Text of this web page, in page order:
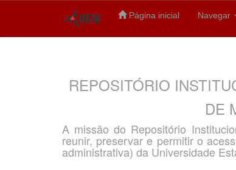
Página inicial Navegar
REPOSITÓRIO
DE
A missão do Repositório
reunir, preservar e permitir o
administrativa) da Universidade